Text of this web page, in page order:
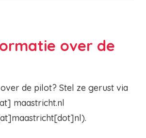
over de
de pilot? Stel ze gerust via
maastricht.nl
.